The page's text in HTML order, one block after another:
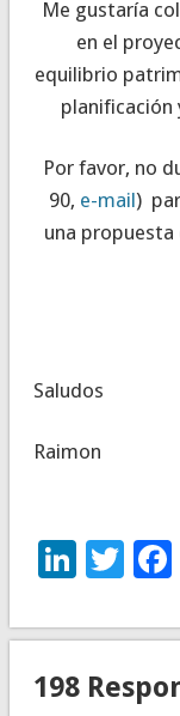
Me gustaría
en el
equilibrio
planificación
Por favor, no
90, e-mail)
una propuesta
Saludos
Raimon
198